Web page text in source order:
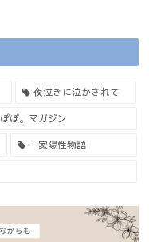
夜泣きに泣かされて
ぽぽ。マガジン
一家陽性物語